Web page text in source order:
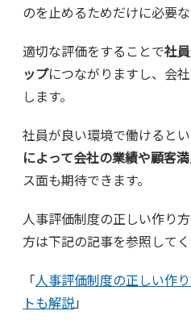
のを止めるためだけに必要
適切な評価をすることで社
ップにつながりますし、会
します。
社員が良い環境で働けるとい
によって会社の業績や顧客
ス面も期待できます。
人事評価制度の正しい作り
方は下記の記事を参照してく
「人事評価制度の正しい作
トも解説」